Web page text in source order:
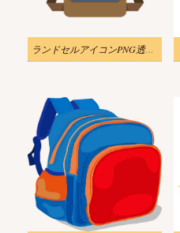
ランドセルアイコンPNG透過のイラスト